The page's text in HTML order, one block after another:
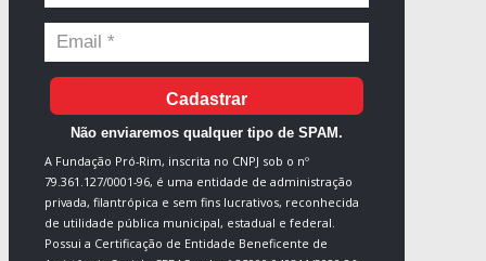
Cadastrar
Não enviaremos qualquer tipo de SPAM.
A Fundação Pró-Rim, inscrita no CNPJ sob o nº
79.361.127/0001-96, é uma entidade de administração
privada, filantrópica e sem fins lucrativos, reconhecida
de utilidade pública municipal, estadual e federal.
Possui a Certificação de Entidade Beneficente de